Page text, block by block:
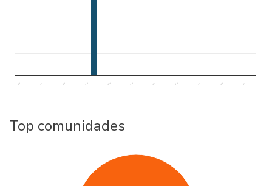
.. .. .. .. .. .. .. .. .. .. ..
Top comunidades